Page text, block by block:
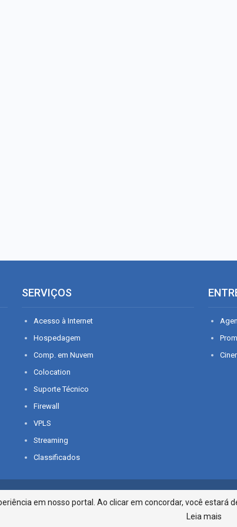
SERVIÇOS
Acesso à Internet
Hospedagem
Comp. em Nuvem
Colocation
Suporte Técnico
Firewall
VPLS
Streaming
Classificados
reservados.em nosso portal. Ao clicar em concordar, você estará
Leia mais